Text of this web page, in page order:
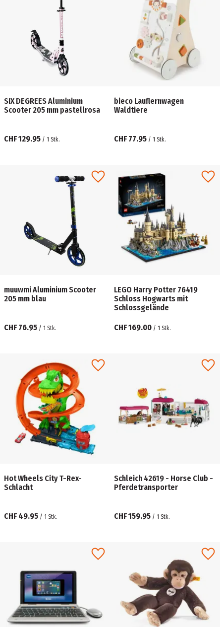
SIX DEGREES Aluminium
Scooter 205 mm pastellrosa
CHF 129.95 / 1 Stk.
bieco Lauflernwagen
Waldtiere
CHF 77.95 / 1 Stk.
muuwmi Aluminium Scooter
205 mm blau
CHF 76.95 / 1 Stk.
LEGO Harry Potter 76419
Schloss Hogwarts mit
Schlossgelände
CHF 169.00 / 1 Stk.
Hot Wheels City T-Rex-
Schlacht
CHF 49.95 / 1 Stk.
Schleich 42619 - Horse Club -
Pferdetransporter
CHF 159.95 / 1 Stk.